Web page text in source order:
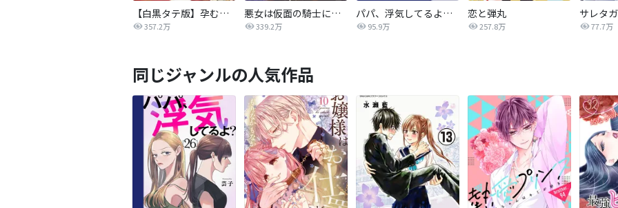
【白黒タテ版】孕むまで乱れいけ～身代わり花嫁と軍服の猛愛
357.2万
悪女は仮面の騎士に騙されない
339.2万
パパ、浮気してるよ？娘と二人でクズ夫を捨てます【分冊版】
95.9万
恋と弾丸
257.8万 77.7万
同じジャンルの人気作品